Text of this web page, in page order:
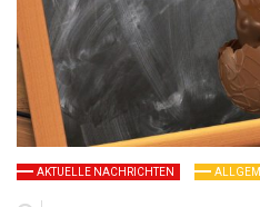
AKTUELLE NACHRICHTEN